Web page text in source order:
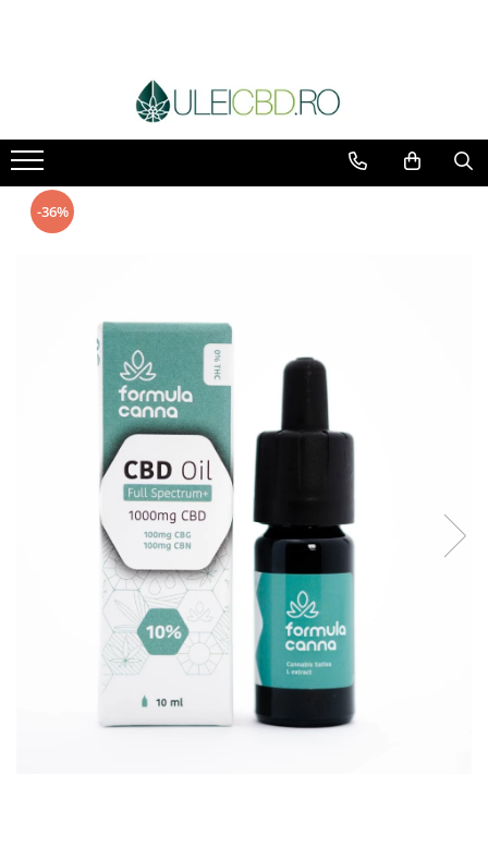
Capsule CBD
Ulei Ozonat cu CBD
CBD Animale
Pasta CBD
Vaporizator CBD
E-Lichid CBD
Plasturi cu CBD
Supozitoare CBD
Pachete Promo
-36%